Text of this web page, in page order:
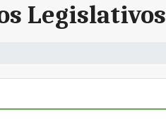
Legislativos